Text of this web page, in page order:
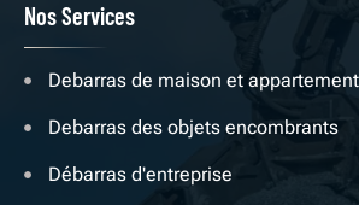
Nos Services
Debarras de maison et appartement
Debarras des objets encombrants
Débarras d'entreprise